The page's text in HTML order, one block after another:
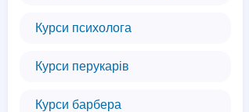
Курси психолога
Курси перукарів
Курси барбера